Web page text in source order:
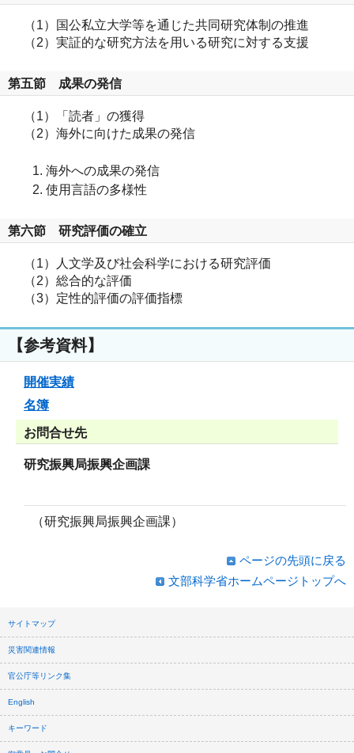
（1）国公私立大学等を通じた共同研究体制の推進
（2）実証的な研究方法を用いる研究に対する支援
第五節 成果の発信
（1）「読者」の獲得
（2）海外に向けた成果の発信
海外への成果の発信
使用言語の多様性
第六節 研究評価の確立
（1）人文学及び社会科学における研究評価
（2）総合的な評価
（3）定性的評価の評価指標
【参考資料】
開催実績
名簿
お問合せ先
研究振興局振興企画課
（研究振興局振興企画課）
ページの先頭に戻る
文部科学省ホームページトップへ
サイトマップ
災害関連情報
官公庁等リンク集
English
キーワード